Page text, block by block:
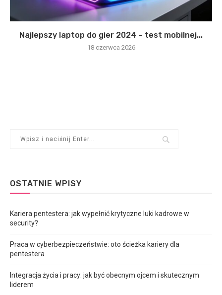
Najlepszy laptop do gier 2024 – test mobilnej...
18 czerwca 2026
OSTATNIE WPISY
Kariera pentestera: jak wypełnić krytyczne luki kadrowe w
security?
Praca w cyberbezpieczeństwie: oto ścieżka kariery dla
pentestera
Integracja życia i pracy: jak być obecnym ojcem i skutecznym
liderem